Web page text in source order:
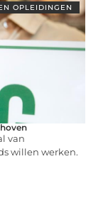
OPLEIDINGEN
van
willen werken.